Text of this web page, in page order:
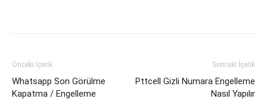
Önceki İçerik
Whatsapp Son Görülme
Kapatma / Engelleme
Sonraki İçerik
Pttcell Gizli Numara Engelleme
Nasıl Yapılır